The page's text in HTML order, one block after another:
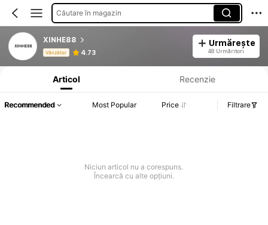
Căutare în magazin
XINHE88
Vânzător 4.73
Urmărește
48 Urmăritori
Informații despre produs: Divulgarea prețului, detalii privind vânzările și stocul.
Articol Recenzie
Recommended Most Popular Price Filtrare
Niciun articol nu a corespuns.
Încearcă cu alte opțiuni.